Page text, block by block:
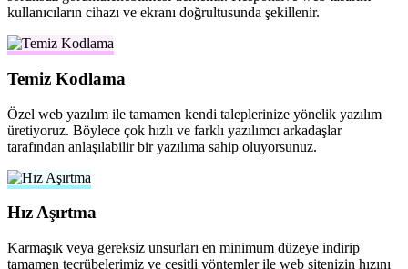
kullanıcıların cihazı ve ekranı doğrultusunda şekillenir.
Temiz Kodlama
Özel web yazılım ile tamamen kendi taleplerinize yönelik yazılım
üretiyoruz. Böylece çok hızlı ve farklı yazılımcı arkadaşlar
tarafından anlaşılabilir bir yazılıma sahip oluyorsunuz.
Hız Aşırtma
Karmaşık veya gereksiz unsurları en minimum düzeye indirip
tamamen tecrübelerimiz ve çeşitli yöntemler ile web sitenizin hızını